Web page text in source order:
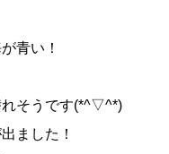
青い！
れそうです(*^▽^*)
ました！